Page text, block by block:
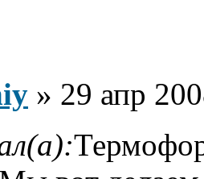
» 29 апр